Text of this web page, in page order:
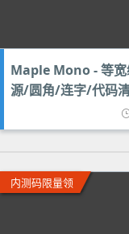
Maple Mono - 等宽
源/圆角/连字/代码
内测码限量领